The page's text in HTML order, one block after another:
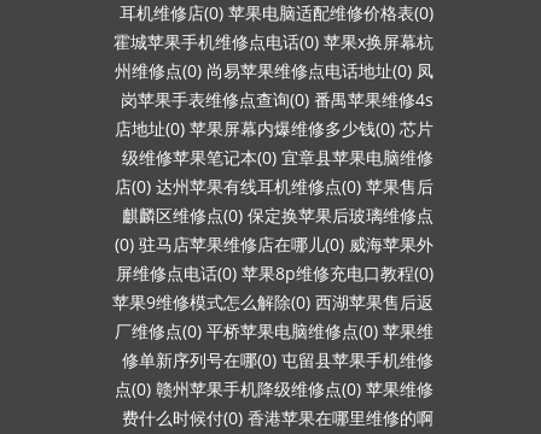
耳机维修店(0) 苹果电脑适配维修价格表(0)
霍城苹果手机维修点电话(0) 苹果x换屏幕杭
州维修点(0) 尚易苹果维修点电话地址(0) 凤
岗苹果手表维修点查询(0) 番禺苹果维修4s
店地址(0) 苹果屏幕内爆维修多少钱(0) 芯片
级维修苹果笔记本(0) 宜章县苹果电脑维修
店(0) 达州苹果有线耳机维修点(0) 苹果售后
麒麟区维修点(0) 保定换苹果后玻璃维修点
(0) 驻马店苹果维修店在哪儿(0) 威海苹果外
屏维修点电话(0) 苹果8p维修充电口教程(0)
苹果9维修模式怎么解除(0) 西湖苹果售后返
厂维修点(0) 平桥苹果电脑维修点(0) 苹果维
修单新序列号在哪(0) 屯留县苹果手机维修
点(0) 赣州苹果手机降级维修点(0) 苹果维修
费什么时候付(0) 香港苹果在哪里维修的啊